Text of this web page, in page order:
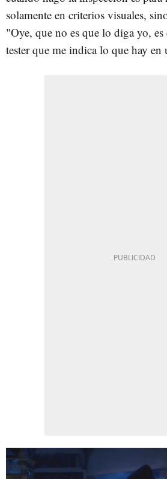
solamente en criterios visuales,
"Oye, que no es que lo diga yo,
tester que me indica lo que hay